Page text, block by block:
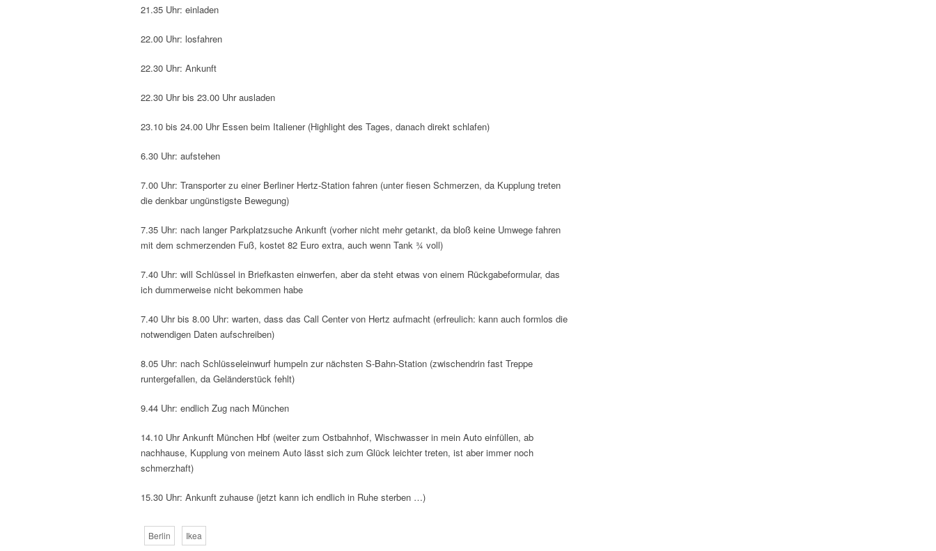
21.35 Uhr: einladen
22.00 Uhr: losfahren
22.30 Uhr: Ankunft
22.30 Uhr bis 23.00 Uhr ausladen
23.10 bis 24.00 Uhr Essen beim Italiener (Highlight des Tages, danach direkt schlafen)
6.30 Uhr: aufstehen
7.00 Uhr: Transporter zu einer Berliner Hertz-Station fahren (unter fiesen Schmerzen, da Kupplung treten
die denkbar ungünstigste Bewegung)
7.35 Uhr: nach langer Parkplatzsuche Ankunft (vorher nicht mehr getankt, da bloß keine Umwege fahren
mit dem schmerzenden Fuß, kostet 82 Euro extra, auch wenn Tank ¾ voll)
7.40 Uhr: will Schlüssel in Briefkasten einwerfen, aber da steht etwas von einem Rückgabeformular, das
ich dummerweise nicht bekommen habe
7.40 Uhr bis 8.00 Uhr: warten, dass das Call Center von Hertz aufmacht (erfreulich: kann auch formlos die
notwendigen Daten aufschreiben)
8.05 Uhr: nach Schlüsseleinwurf humpeln zur nächsten S-Bahn-Station (zwischendrin fast Treppe
runtergefallen, da Geländerstück fehlt)
9.44 Uhr: endlich Zug nach München
14.10 Uhr Ankunft München Hbf (weiter zum Ostbahnhof, Wischwasser in mein Auto einfüllen, ab
nachhause, Kupplung von meinem Auto lässt sich zum Glück leichter treten, ist aber immer noch
schmerzhaft)
15.30 Uhr: Ankunft zuhause (jetzt kann ich endlich in Ruhe sterben …)
Berlin Ikea